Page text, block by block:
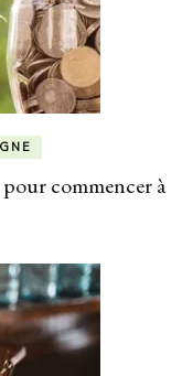
commencer à